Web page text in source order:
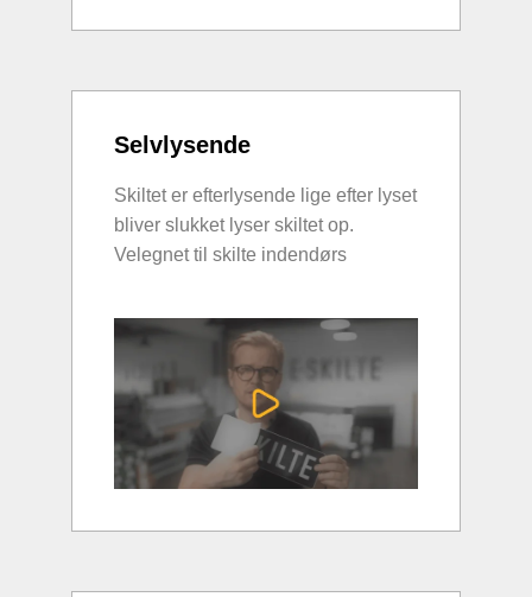
Selvlysende
Skiltet er efterlysende lige efter lyset
bliver slukket lyser skiltet op.
Velegnet til skilte indendørs